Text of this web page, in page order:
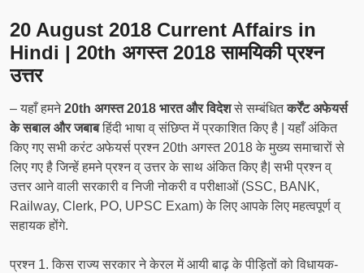
20 August 2018 Current Affairs in
Hindi | 20th अगस्त 2018 सामयिकी प्रश्न
उत्तर
– यहाँ हमने20th अगस्त 2018 भारत और विदेशसे सम्बंधितकर्रेंट अफेयर्स
के सबाल और जबाबहिंदी भाषा व् संछिप्त में प्रकाशित किए है | यहाँ अंकित
किए गए सभी करंट अफेयर्स प्रश्न 20th अगस्त 2018 के मुख्य समाचारों से
लिए गए है जिन्हें हमने प्रश्न व् उत्तर के साथ अंकित किए है| सभी प्रश्न व्
उत्तर आने वाली सरकारी व निजी नोकरी व परीक्षाओं (SSC, BANK,
Railway, Clerk, PO, UPSC Exam) के लिए आपके लिए महत्वपूर्ण व्
सहायक होंगे.
प्रश्‍न 1. किस राज्य सरकार ने केरल में आयी बाढ़ के पीड़ितों को विधायक-